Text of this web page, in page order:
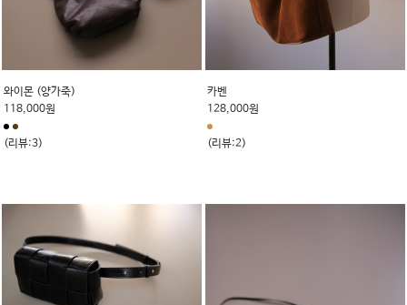
와이몬 (양가죽)
118,000원
(리뷰:3)
카벤
128,000원
(리뷰:2)